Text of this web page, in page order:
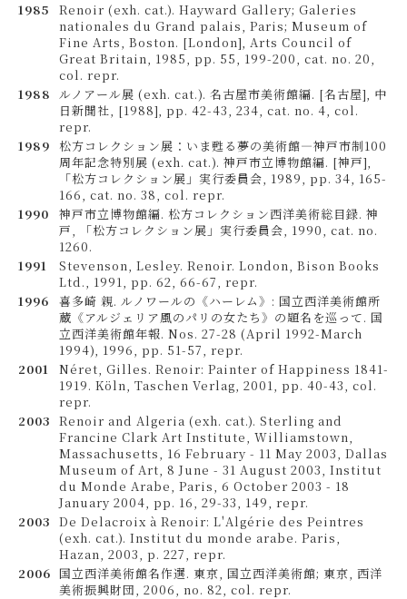
1985
Renoir (exh. cat.). Hayward Gallery; Galeries
nationales du Grand palais, Paris; Museum of
Fine Arts, Boston. [London], Arts Council of
Great Britain, 1985, pp. 55, 199-200, cat. no. 20,
col. repr.
1988 ルノアール展 (exh. cat.). 名古屋市美術館編. [名古屋], 中
日新聞社, [1988], pp. 42-43, 234, cat. no. 4, col.
repr.
1989 松方コレクション展：いま甦る夢の美術館―神戸市制100
周年記念特別展 (exh. cat.). 神戸市立博物館編. [神戸],
「松方コレクション展」実行委員会, 1989, pp. 34, 165-
166, cat. no. 38, col. repr.
1990
神戸市立博物館編. 松方コレクション西洋美術総目録. 神
戸, 「松方コレクション展」実行委員会, 1990, cat. no.
1260.
1991
Stevenson, Lesley. Renoir. London, Bison Books
Ltd., 1991, pp. 62, 66-67, repr.
1996
喜多崎 親. ルノワールの《ハーレム》: 国立西洋美術館所
蔵《アルジェリア風のパリの女たち》の題名を巡って. 国
立西洋美術館年報. Nos. 27-28 (April 1992-March
1994), 1996, pp. 51-57, repr.
2001
Néret, Gilles. Renoir: Painter of Happiness 1841-
1919. Köln, Taschen Verlag, 2001, pp. 40-43, col.
repr.
2003 Renoir and Algeria (exh. cat.). Sterling and
Francine Clark Art Institute, Williamstown,
Massachusetts, 16 February - 11 May 2003, Dallas
Museum of Art, 8 June - 31 August 2003, Institut
du Monde Arabe, Paris, 6 October 2003 - 18
January 2004, pp. 16, 29-33, 149, repr.
2003 De Delacroix à Renoir: L'Algérie des Peintres
(exh. cat.). Institut du monde arabe. Paris,
Hazan, 2003, p. 227, repr.
2006 国立西洋美術館名作選. 東京, 国立西洋美術館; 東京, 西洋
美術振興財団, 2006, no. 82, col. repr.